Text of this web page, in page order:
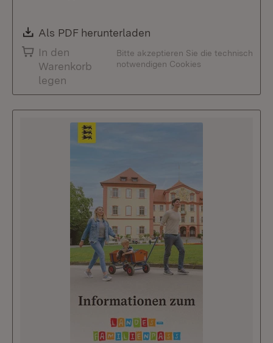
Download:
Als PDF herunterladen
In den
Warenkorb
legen
Bitte akzeptieren Sie die technisch
notwendigen Cookies